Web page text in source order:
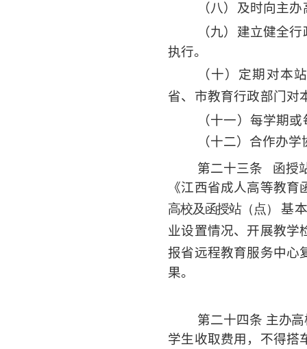
（八）及时向主
（九）建立健全
执行。
（十）定期对本
省、市教育行政部门对
（十一）每学期
（十二）合作办
第二十三条
函授
《江西省成人高等教
高校及函授站（点）
基
业设置情况、开展教学
报省远程教育服务中心
果。
第二十四条 主办
学生收取费用，不得搭